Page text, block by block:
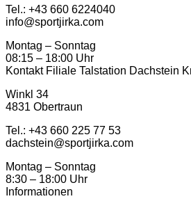
Tel.: ‭+43 660 6224040‬
info@sportjirka.com
Montag – Sonntag
08:15 – 18:00 Uhr
Kontakt Filiale Talstation Dachstein
Winkl 34
4831 Obertraun
Tel.: ‭+43 660 225 77 53
dachstein@sportjirka.com
Montag – Sonntag
8:30 – 18:00 Uhr
Informationen